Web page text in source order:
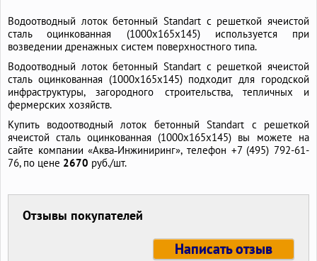
Водоотводный лоток бетонный Standart с решеткой ячеистой
сталь оцинкованная (1000x165x145) используется при
возведении дренажных систем поверхностного типа.
Водоотводный лоток бетонный Standart с решеткой ячеистой
сталь оцинкованная (1000x165x145) подходит для городской
инфраструктуры, загородного строительства, тепличных и
фермерских хозяйств.
Купить водоотводный лоток бетонный Standart с решеткой
ячеистой сталь оцинкованная (1000x165x145) вы можете на
сайте компании «Аква‑Инжиниринг», телефон +7 (495) 792-61-
76, по цене 2670 руб./шт.
Отзывы покупателей
Написать отзыв